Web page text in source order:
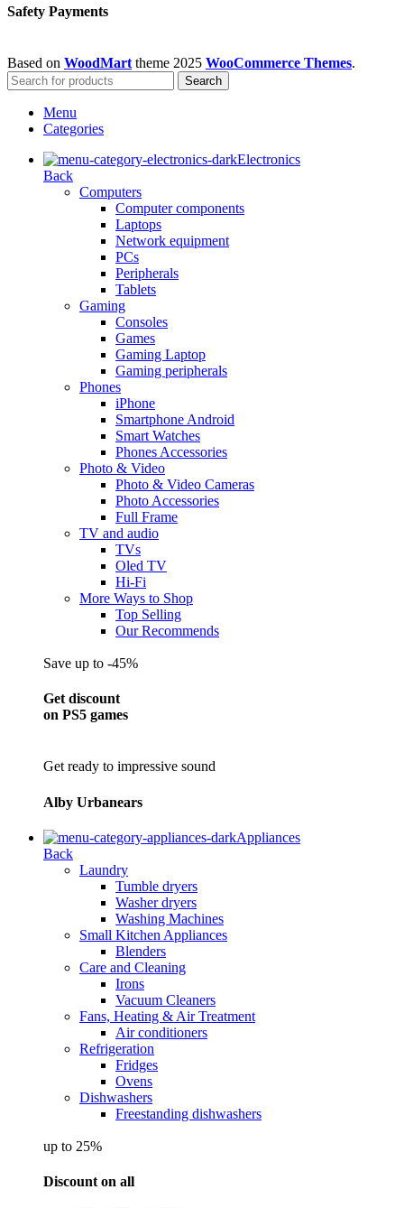
Safety Payments
Based on WoodMart theme 2025 WooCommerce Themes.
Search
Menu
Categories
Electronics
Back
Computers
Computer components
Laptops
Network equipment
PCs
Peripherals
Tablets
Gaming
Consoles
Games
Gaming Laptop
Gaming peripherals
Phones
iPhone
Smartphone Android
Smart Watches
Phones Accessories
Photo & Video
Photo & Video Cameras
Photo Accessories
Full Frame
TV and audio
TVs
Oled TV
Hi-Fi
More Ways to Shop
Top Selling
Our Recommends
Save up to -45%
Get discount
on PS5 games
Get ready to impressive sound
Alby Urbanears
Appliances
Back
Laundry
Tumble dryers
Washer dryers
Washing Machines
Small Kitchen Appliances
Blenders
Care and Cleaning
Irons
Vacuum Cleaners
Fans, Heating & Air Treatment
Air conditioners
Refrigeration
Fridges
Ovens
Dishwashers
Freestanding dishwashers
up to 25%
Discount on all